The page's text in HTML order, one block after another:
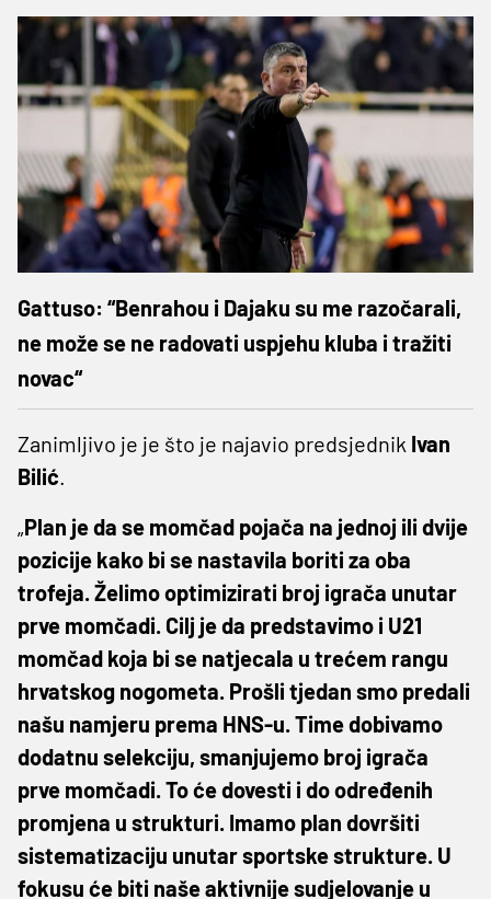
Gattuso: “Benrahou i Dajaku su me razočarali,
ne može se ne radovati uspjehu kluba i tražiti
novac“
Zanimljivo je je što je najavio predsjednik Ivan
Bilić.
„Plan je da se momčad pojača na jednoj ili dvije
pozicije kako bi se nastavila boriti za oba
trofeja. Želimo optimizirati broj igrača unutar
prve momčadi. Cilj je da predstavimo i U21
momčad koja bi se natjecala u trećem rangu
hrvatskog nogometa. Prošli tjedan smo predali
našu namjeru prema HNS-u. Time dobivamo
dodatnu selekciju, smanjujemo broj igrača
prve momčadi. To će dovesti i do određenih
promjena u strukturi. Imamo plan dovršiti
sistematizaciju unutar sportske strukture. U
fokusu će biti naše aktivnije sudjelovanje u